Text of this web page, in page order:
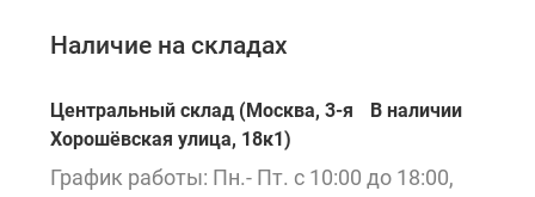
Наличие на складах
Центральный склад (Москва, 3-я
Хорошёвская улица, 18к1)
В наличии
График работы: Пн.- Пт. с 10:00 до 18:00,